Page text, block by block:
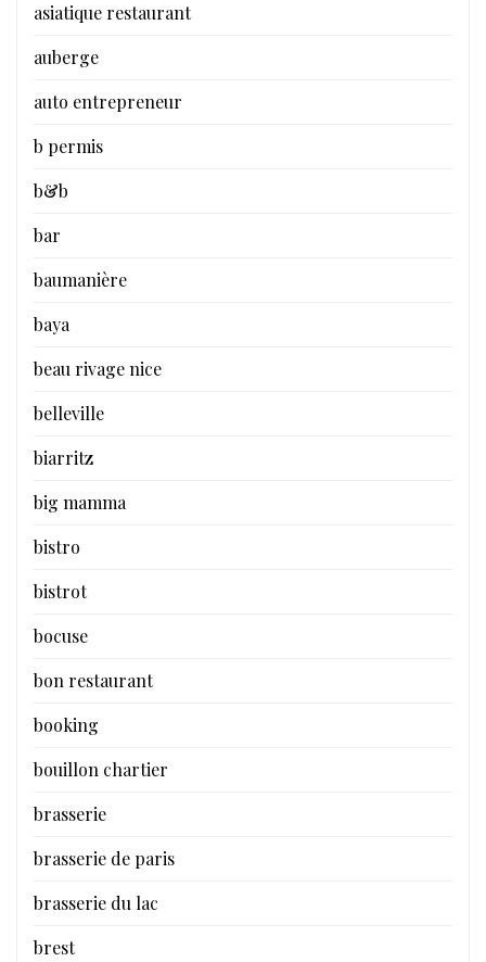
asiatique restaurant
auberge
auto entrepreneur
b permis
b&b
bar
baumanière
baya
beau rivage nice
belleville
biarritz
big mamma
bistro
bistrot
bocuse
bon restaurant
booking
bouillon chartier
brasserie
brasserie de paris
brasserie du lac
brest